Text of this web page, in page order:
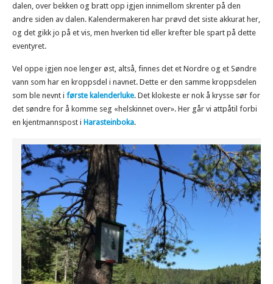
dalen, over bekken og bratt opp igjen innimellom skrenter på den
andre siden av dalen. Kalendermakeren har prøvd det siste akkurat her,
og det gikk jo på et vis, men hverken tid eller krefter ble spart på dette
eventyret.
Vel oppe igjen noe lenger øst, altså, finnes det et Nordre og et Søndre
vann som har en kroppsdel i navnet. Dette er den samme kroppsdelen
som ble nevnt i første kalenderluke. Det klokeste er nok å krysse sør for
det søndre for å komme seg «helskinnet over». Her går vi attpåtil forbi
en kjentmannspost i Harasteinboka.